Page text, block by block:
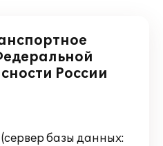
России
базы данных: